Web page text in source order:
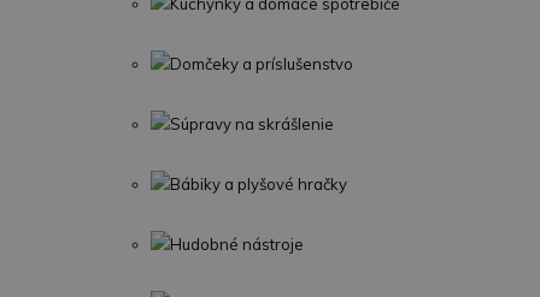
Domčeky a príslušenstvo
Súpravy na skrášlenie
Bábiky a plyšové hračky
Hudobné nástroje